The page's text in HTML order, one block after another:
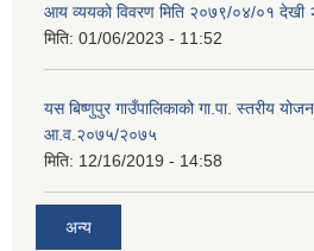
आय व्ययको विवरण मिति २०७९/०४/०१
मिति: 01/06/2023 - 11:52
यस बिष्णुपुर गाउँपालिकाको गा.पा. स्तरीय
आ.व.२०७५/२०७५
मिति: 12/16/2019 - 14:58
अन्य